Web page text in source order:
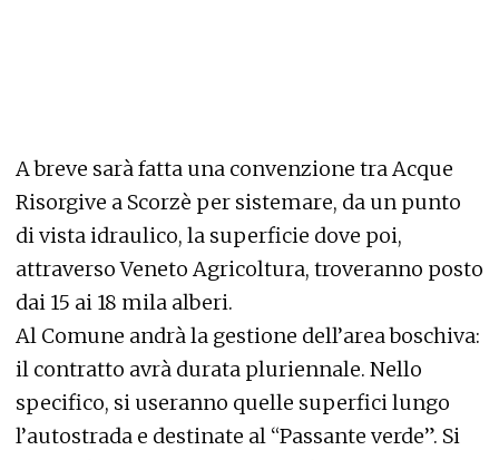
A breve sarà fatta una convenzione tra Acque
Risorgive a Scorzè per sistemare, da un punto
di vista idraulico, la superficie dove poi,
attraverso Veneto Agricoltura, troveranno posto
dai 15 ai 18 mila alberi.
Al Comune andrà la gestione dell’area boschiva:
il contratto avrà durata pluriennale. Nello
specifico, si useranno quelle superfici lungo
l’autostrada e destinate al “Passante verde”. Si